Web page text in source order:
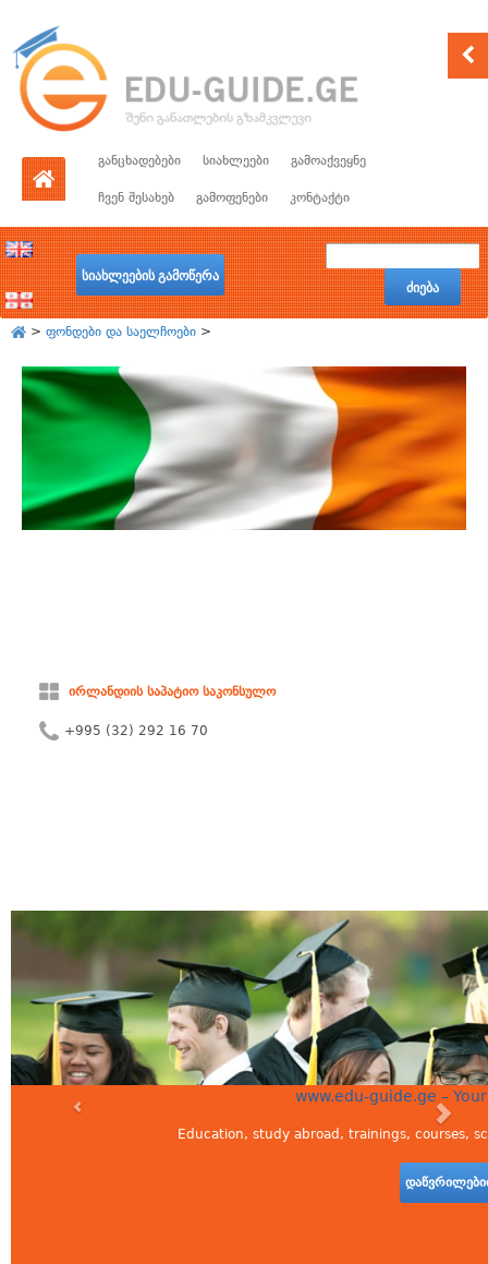
განცხადებები სიახლეები გამოაქვეყნე
ჩვენ შესახებ გამოფენები კონტაქტი
სიახლეების გამოწერა
ძიება
> ფონდები და საელჩოები >
ირლანდიის საპატიო საკონსულო
+995 (32) 292 16 70
www.edu-guide.ge –
Education, study abroad, trainings, courses,